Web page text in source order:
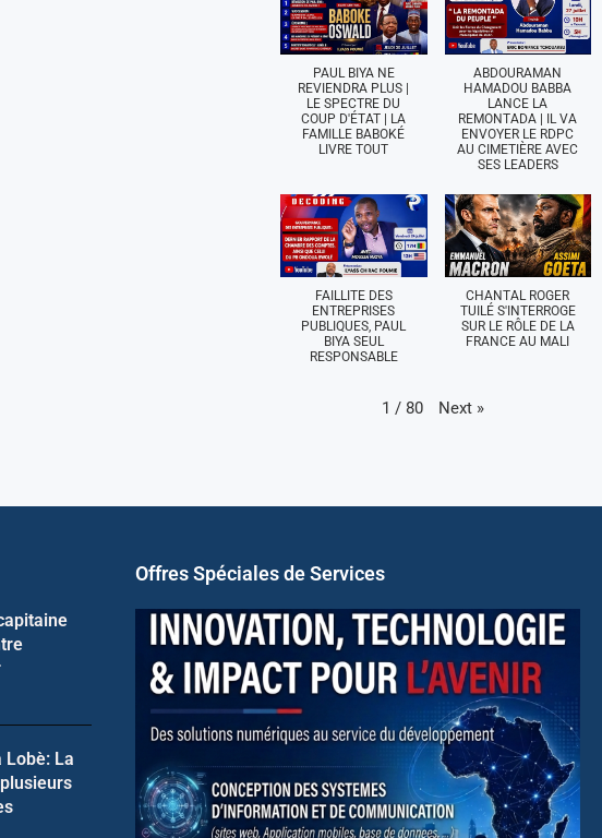
PAUL BIYA NE
REVIENDRA PLUS |
LE SPECTRE DU
COUP D'ÉTAT | LA
FAMILLE BABOKÉ
LIVRE TOUT
ABDOURAMAN
HAMADOU BABBA
LANCE LA
REMONTADA | IL VA
ENVOYER LE RDPC
AU CIMETIÈRE AVEC
SES LEADERS
FAILLITE DES
ENTREPRISES
PUBLIQUES, PAUL
BIYA SEUL
RESPONSABLE
CHANTAL ROGER
TUILÉ S'INTERROGE
SUR LE RÔLE DE LA
FRANCE AU MALI
1 / 80 Next »
Lobè: La
Offres Spéciales de Services